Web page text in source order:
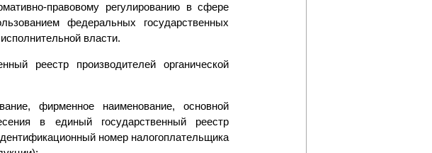
правовому регулированию в сфере
федеральных государственных
власти.
реестр производителей органической
фирменное наименование, основной
в единый государственный реестр
номер налогоплательщика